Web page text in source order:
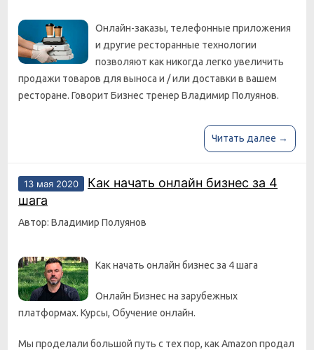
Онлайн-заказы, телефонные приложения
и другие ресторанные технологии
позволяют как никогда легко увеличить
продажи товаров для выноса и / или доставки в вашем
ресторане. Говорит Бизнес тренер Владимир Полуянов.
Читать далее →
13 мая 2020
Как начать онлайн бизнес за 4
шага
Автор: Владимир Полуянов
Как начать онлайн бизнес за 4 шага
Онлайн Бизнес на зарубежных
платформах. Курсы, Обучение онлайн.
Мы проделали большой путь с тех пор, как Amazon продал